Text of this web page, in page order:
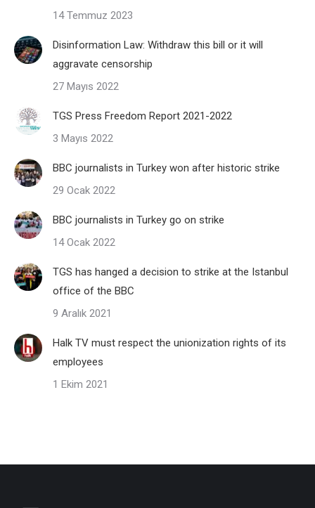
14 Temmuz 2023
Disinformation Law: Withdraw this bill or it will
aggravate censorship
27 Mayıs 2022
TGS Press Freedom Report 2021-2022
3 Mayıs 2022
BBC journalists in Turkey won after historic strike
29 Ocak 2022
BBC journalists in Turkey go on strike
14 Ocak 2022
TGS has hanged a decision to strike at the Istanbul
office of the BBC
9 Aralık 2021
Halk TV must respect the unionization rights of its
employees
1 Ekim 2021